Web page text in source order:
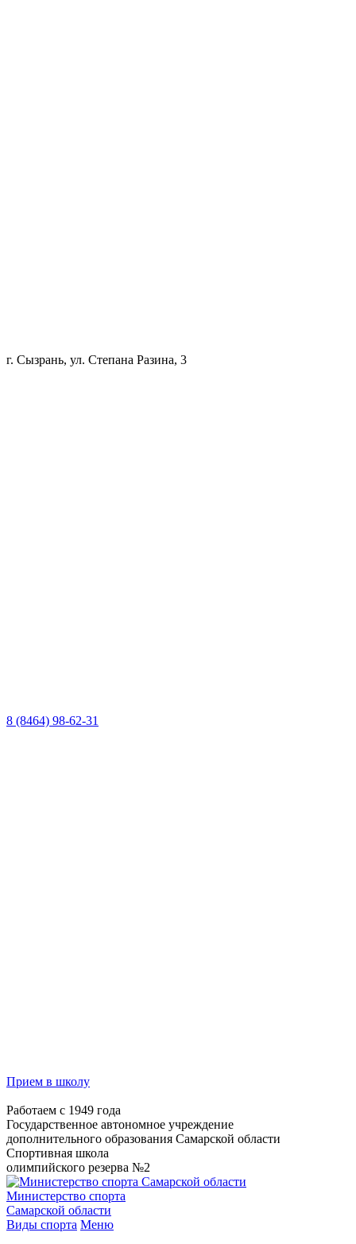
г. Сызрань, ул. Степана Разина, 3
8 (8464) 98-62-31
Прием в школу
Работаем с 1949 года
Государственное автономное учреждение
дополнительного образования Самарской области
Спортивная школа
олимпийского резерва №2
Министерство спорта
Самарской области
Виды спорта Меню